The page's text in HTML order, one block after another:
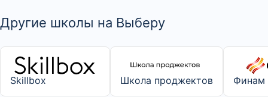
Другие школы на Выберу
Skillbox Школа проджектов Финам